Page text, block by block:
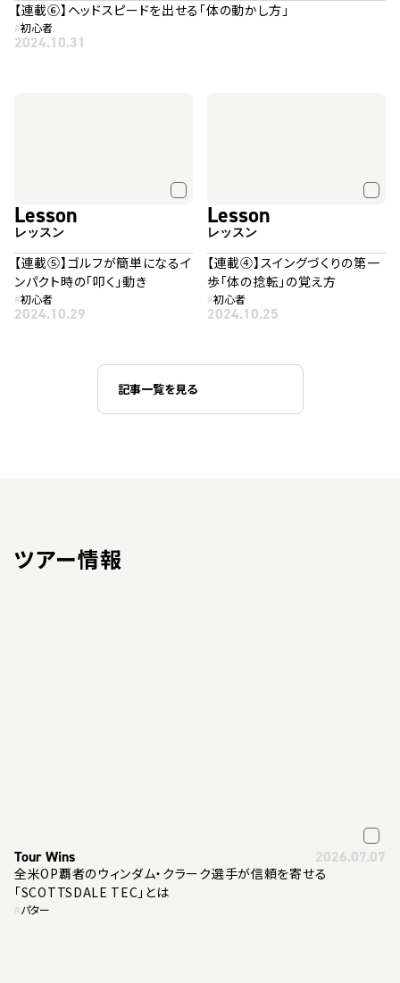
【連載⑥】ヘッドスピードを出せる「体の動かし方」
#初心者
2024.10.31
Lesson
レッスン
【連載⑤】ゴルフが簡単になるイ
ンパクト時の「叩く」動き
#初心者
2024.10.29
Lesson
レッスン
【連載④】スイングづくりの第一
歩「体の捻転」の覚え方
#初心者
2024.10.25
記事一覧を見る
ツアー情報
Tour Wins 2026.07.07
全米OP覇者のウィンダム・クラーク選手が信頼を寄せる
「SCOTTSDALE TEC」とは
#パター